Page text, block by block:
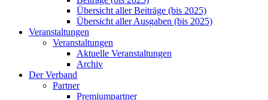
Übersicht aller Beiträge (bis 2025)
Übersicht aller Ausgaben (bis 2025)
Veranstaltungen
Veranstaltungen
Aktuelle Veranstaltungen
Archiv
Der Verband
Partner
Premiumpartner